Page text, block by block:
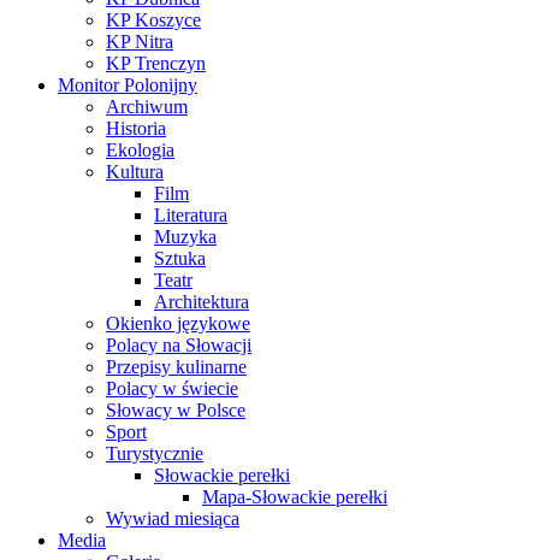
KP Koszyce
KP Nitra
KP Trenczyn
Monitor Polonijny
Archiwum
Historia
Ekologia
Kultura
Film
Literatura
Muzyka
Sztuka
Teatr
Architektura
Okienko językowe
Polacy na Słowacji
Przepisy kulinarne
Polacy w świecie
Słowacy w Polsce
Sport
Turystycznie
Słowackie perełki
Mapa-Słowackie perełki
Wywiad miesiąca
Media